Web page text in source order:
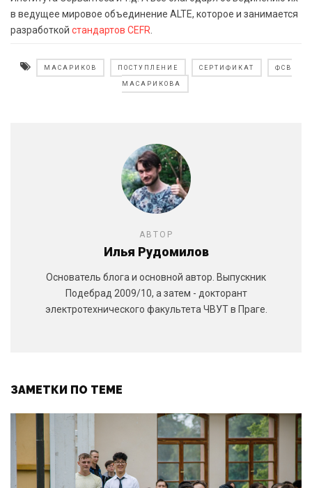
в ведущее мировое объединение ALTE, которое и занимается
разработкой стандартов CEFR
МАСАРИКОВ ПОСТУПЛЕНИЕ СЕРТИФИКАТ ФСВ
МАСАРИКОВА
АВТОР
Илья Рудомилов
Основатель блога и основной автор. Выпускник
Подебрад 2009/10, а затем - докторант
электротехнического факультета ЧВУТ в Праге.
ЗАМЕТКИ ПО ТЕМЕ